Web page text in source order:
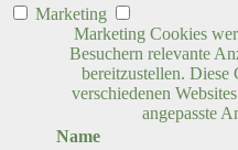
Marketing
Marketing Cookies
Besuchern relevante
bereitzustellen. Diese
verschiedenen
angepasste
Name